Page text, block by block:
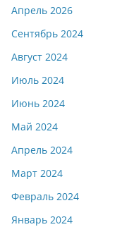
Апрель 2026
Сентябрь 2024
Август 2024
Июль 2024
Июнь 2024
Май 2024
Апрель 2024
Март 2024
Февраль 2024
Январь 2024